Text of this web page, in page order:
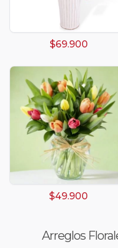
$69.900
$49.900
Arreglos